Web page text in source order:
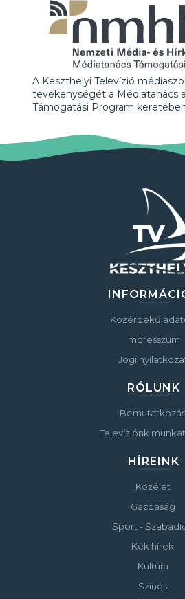
A Keszthelyi Televízió
tevékenységét a Médiatanács
Támogatási Program
Közérdekű
Impresszum
Jogi
RÓLUNK
Bemutatkozás
Televíziónk
HÍREINK
Közélet
Gazdaság
Sport -
Kék hírek
Kultúra
Színes